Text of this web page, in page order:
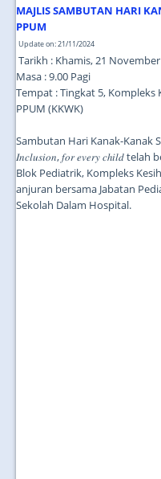
MAJLIS SAMBUTAN HARI
PPUM
Update on: 21/11/2024
Tarikh : Khamis, 21
Masa : 9.00 Pagi
Tempat : Tingkat 5,
PPUM (KKWK)
Sambutan Hari Kanak-Kanak
𝐼𝑛𝑐𝑙𝑢𝑠𝑖𝑜𝑛, 𝑓𝑜𝑟 𝑒𝑣𝑒𝑟𝑦 𝑐ℎ𝑖𝑙𝑑
Blok Pediatrik, Kompleks
anjuran bersama Jabatan
Sekolah Dalam Hospital.